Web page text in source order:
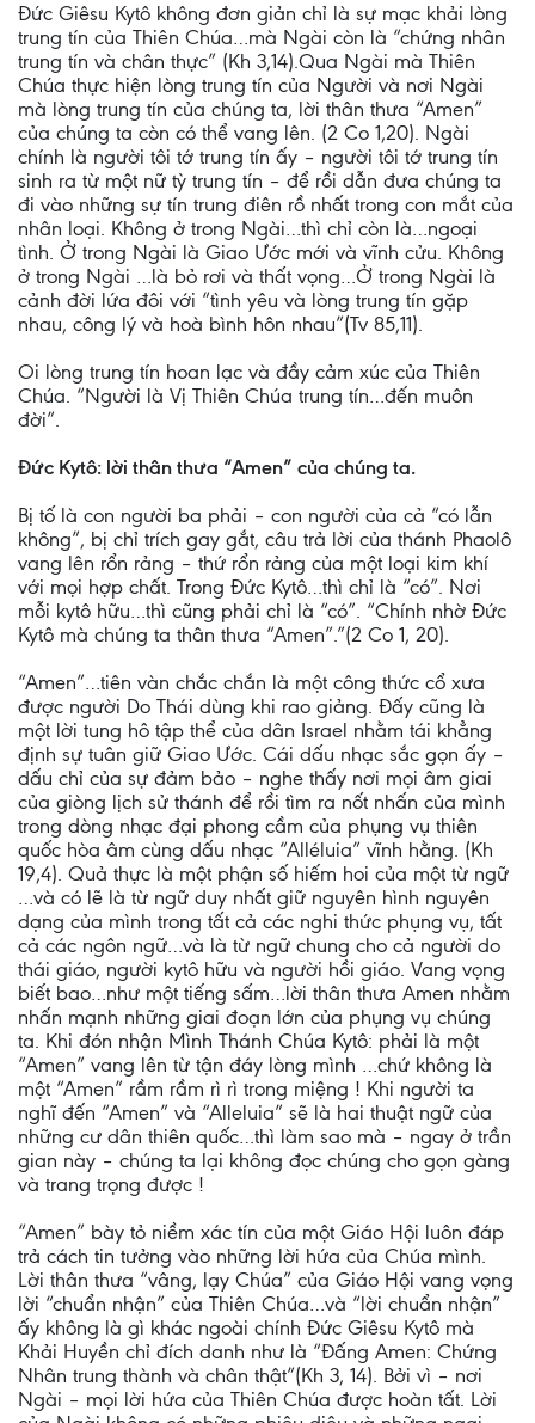
Đức Giêsu Kytô không đơn giản chỉ là sự mạc khải lòng
trung tín của Thiên Chúa…mà Ngài còn là “chứng nhân
trung tín và chân thực” (Kh 3,14).Qua Ngài mà Thiên
Chúa thực hiện lòng trung tín của Người và nơi Ngài
mà lòng trung tín của chúng ta, lời thân thưa “Amen”
của chúng ta còn có thể vang lên. (2 Co 1,20). Ngài
chính là người tôi tớ trung tín ấy – người tôi tớ trung tín
sinh ra từ một nữ tỳ trung tín – để rồi dẫn đưa chúng ta
đi vào những sự tín trung điên rồ nhất trong con mắt của
nhân loại. Không ở trong Ngài…thì chỉ còn là…ngoại
tình. Ở trong Ngài là Giao Ước mới và vĩnh cửu. Không
ở trong Ngài …là bỏ rơi và thất vọng…Ở trong Ngài là
cảnh đời lứa đôi với “tình yêu và lòng trung tín gặp
nhau, công lý và hoà bình hôn nhau”(Tv 85,11).
Oi lòng trung tín hoan lạc và đầy cảm xúc của Thiên
Chúa. “Người là Vị Thiên Chúa trung tín…đến muôn
đời”.
Đức Kytô: lời thân thưa “Amen” của chúng ta.
Bị tố là con người ba phải – con người của cả “có lẫn
không”, bị chỉ trích gay gắt, câu trả lời của thánh Phaolô
vang lên rổn rảng – thứ rổn rảng của một loại kim khí
với mọi hợp chất. Trong Đức Kytô…thì chỉ là “có”. Nơi
mỗi kytô hữu…thì cũng phải chỉ là “có”. “Chính nhờ Đức
Kytô mà chúng ta thân thưa “Amen”.”(2 Co 1, 20).
“Amen”…tiên vàn chắc chắn là một công thức cổ xưa
được người Do Thái dùng khi rao giảng. Đấy cũng là
một lời tung hô tập thể của dân Israel nhằm tái khẳng
định sự tuân giữ Giao Ước. Cái dấu nhạc sắc gọn ấy –
dấu chỉ của sự đảm bảo – nghe thấy nơi mọi âm giai
của giòng lịch sử thánh để rồi tìm ra nốt nhấn của mình
trong dòng nhạc đại phong cầm của phụng vụ thiên
quốc hòa âm cùng dấu nhạc “Alléluia” vĩnh hằng. (Kh
19,4). Quả thực là một phận số hiếm hoi của một từ ngữ
…và có lẽ là từ ngữ duy nhất giữ nguyên hình nguyên
dạng của mình trong tất cả các nghi thức phụng vụ, tất
cả các ngôn ngữ…và là từ ngữ chung cho cả người do
thái giáo, người kytô hữu và người hồi giáo. Vang vọng
biết bao…như một tiếng sấm…lời thân thưa Amen nhằm
nhấn mạnh những giai đoạn lớn của phụng vụ chúng
ta. Khi đón nhận Mình Thánh Chúa Kytô: phải là một
“Amen” vang lên từ tận đáy lòng mình …chứ không là
một “Amen” rầm rầm rì rì trong miệng ! Khi người ta
nghĩ đến “Amen” và “Alleluia” sẽ là hai thuật ngữ của
những cư dân thiên quốc…thì làm sao mà – ngay ở trần
gian này – chúng ta lại không đọc chúng cho gọn gàng
và trang trọng được !
“Amen” bày tỏ niềm xác tín của một Giáo Hội luôn đáp
trả cách tin tưởng vào những lời hứa của Chúa mình.
Lời thân thưa “vâng, lạy Chúa” của Giáo Hội vang vọng
lời “chuẩn nhận” của Thiên Chúa…và “lời chuẩn nhận”
ấy không là gì khác ngoài chính Đức Giêsu Kytô mà
Khải Huyền chỉ đích danh như là “Đấng Amen: Chứng
Nhân trung thành và chân thật”(Kh 3, 14). Bởi vì – nơi
Ngài – mọi lời hứa của Thiên Chúa được hoàn tất. Lời